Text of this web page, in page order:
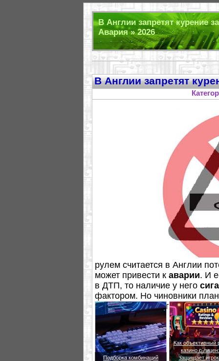
В Англии запретят курение
Авария » 2026
В Англии запретят
рулем считается в Англии
может привести к аварии. И
в ДТП, то наличие у него
фактором. Но чиновники
полностью запретить
Подборка комбинаций
Как объективный
казино с
защищает